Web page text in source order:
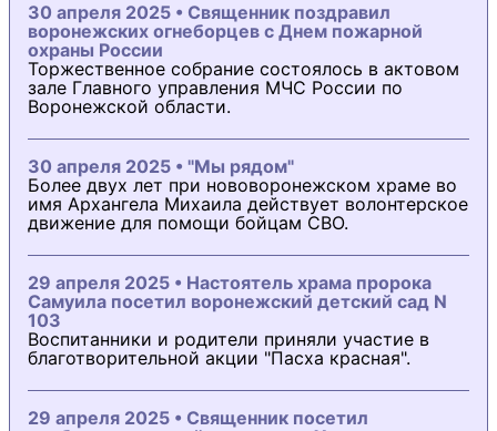
30 апреля 2025 • Священник поздравил
воронежских огнеборцев с Днем пожарной
охраны России
Торжественное собрание состоялось в актовом
зале Главного управления МЧС России по
Воронежской области.
30 апреля 2025 • "Мы рядом"
Более двух лет при нововоронежском храме во
имя Архангела Михаила действует волонтерское
движение для помощи бойцам СВО.
29 апреля 2025 • Настоятель храма пророка
Самуила посетил воронежский детский сад N
103
Воспитанники и родители приняли участие в
благотворительной акции "Пасха красная".
29 апреля 2025 • Священник посетил